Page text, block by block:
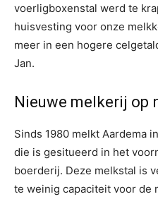
voerligboxenstal werd te
huisvesting voor onze
meer in een hogere
Jan.
Nieuwe melkerij op
Sinds 1980 melkt Aardema
die is gesitueerd in het
boerderij. Deze melkstal is
te weinig capaciteit voor de